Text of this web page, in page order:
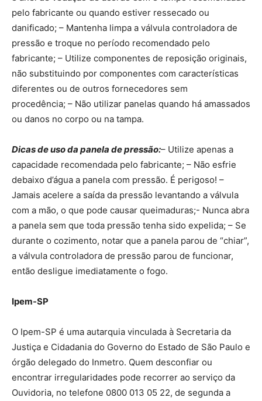
pelo fabricante ou quando estiver ressecado ou
danificado; – Mantenha limpa a válvula controladora de
pressão e troque no período recomendado pelo
fabricante; – Utilize componentes de reposição originais,
não substituindo por componentes com características
diferentes ou de outros fornecedores sem
procedência; – Não utilizar panelas quando há amassados
ou danos no corpo ou na tampa.
Dicas de uso da panela de pressão:– Utilize apenas a
capacidade recomendada pelo fabricante; – Não esfrie
debaixo d’água a panela com pressão. É perigoso! –
Jamais acelere a saída da pressão levantando a válvula
com a mão, o que pode causar queimaduras;- Nunca abra
a panela sem que toda pressão tenha sido expelida; – Se
durante o cozimento, notar que a panela parou de “chiar”,
a válvula controladora de pressão parou de funcionar,
então desligue imediatamente o fogo.
Ipem-SP
O Ipem-SP é uma autarquia vinculada à Secretaria da
Justiça e Cidadania do Governo do Estado de São Paulo e
órgão delegado do Inmetro. Quem desconfiar ou
encontrar irregularidades pode recorrer ao serviço da
Ouvidoria, no telefone 0800 013 05 22, de segunda a